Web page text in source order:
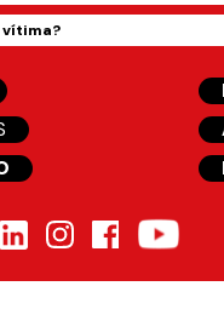
vítima?